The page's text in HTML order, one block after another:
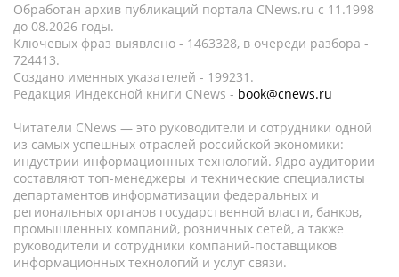
Обработан архив публикаций портала CNews.ru c 11.1998
до 08.2026 годы.
Ключевых фраз выявлено - 1463328, в очереди разбора -
724413.
Создано именных указателей - 199231.
Редакция Индексной книги CNews - book@cnews.ru
Читатели CNews — это руководители и сотрудники одной
из самых успешных отраслей российской экономики:
индустрии информационных технологий. Ядро аудитории
составляют топ-менеджеры и технические специалисты
департаментов информатизации федеральных и
региональных органов государственной власти, банков,
промышленных компаний, розничных сетей, а также
руководители и сотрудники компаний-поставщиков
информационных технологий и услуг связи.